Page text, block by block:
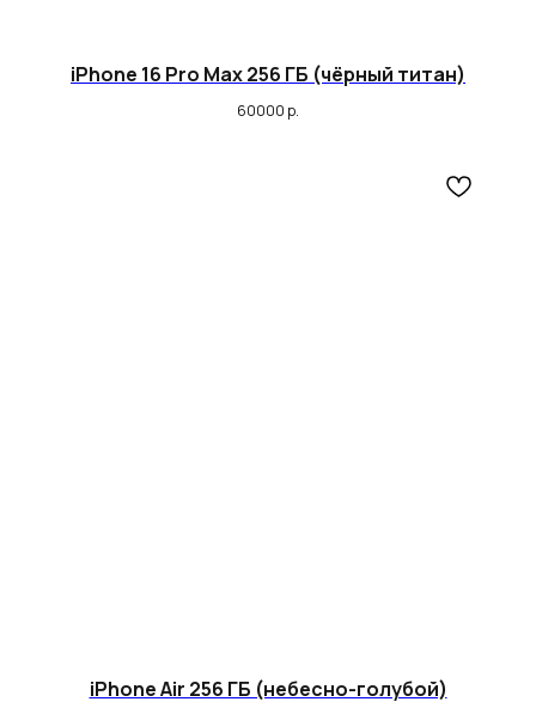
iPhone 16 Pro Max 256 ГБ (чёрный титан)
60000 р.
iPhone Air 256 ГБ (небесно-голубой)